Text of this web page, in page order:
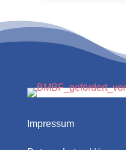
Impressum